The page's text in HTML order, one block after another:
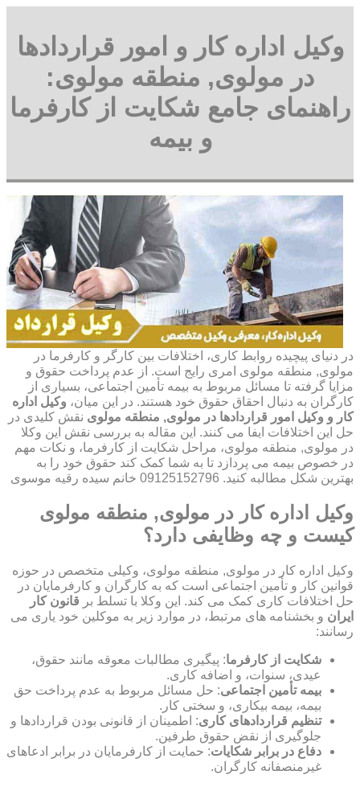
وکیل اداره کار و امور قراردادها
در مولوی, منطقه مولوی:
راهنمای جامع شکایت از کارفرما
و بیمه
در دنیای پیچیده روابط کاری، اختلافات بین کارگر و کارفرما در
مولوی, منطقه مولوی امری رایج است. از عدم پرداخت حقوق و
مزایا گرفته تا مسائل مربوط به بیمه تأمین اجتماعی، بسیاری از
کارگران به دنبال احقاق حقوق خود هستند. در این میان، وکیل اداره
کار و وکیل امور قراردادها در مولوی, منطقه مولوی نقش کلیدی در
حل این اختلافات ایفا می کنند. این مقاله به بررسی نقش این وکلا
در مولوی, منطقه مولوی، مراحل شکایت از کارفرما، و نکات مهم
در خصوص بیمه می پردازد تا به شما کمک کند حقوق خود را به
بهترین شکل مطالبه کنید. 09125152796 خانم سیده رقیه موسوی
وکیل اداره کار در مولوی, منطقه مولوی
کیست و چه وظایفی دارد؟
وکیل اداره کار در مولوی, منطقه مولوی، وکیلی متخصص در حوزه
قوانین کار و تأمین اجتماعی است که به کارگران و کارفرمایان در
حل اختلافات کاری کمک می کند. این وکلا با تسلط بر قانون کار
ایران و بخشنامه های مرتبط، در موارد زیر به موکلین خود یاری می
رسانند:
شکایت از کارفرما: پیگیری مطالبات معوقه مانند حقوق،
عیدی، سنوات، و اضافه کاری.
بیمه تأمین اجتماعی: حل مسائل مربوط به عدم پرداخت حق
بیمه، بیمه بیکاری، و سختی کار.
تنظیم قراردادهای کاری: اطمینان از قانونی بودن قراردادها و
جلوگیری از نقض حقوق طرفین.
دفاع در برابر شکایات: حمایت از کارفرمایان در برابر ادعاهای
غیرمنصفانه کارگران.